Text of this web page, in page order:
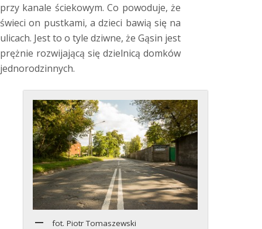
przy kanale ściekowym. Co powoduje, że
świeci on pustkami, a dzieci bawią się na
ulicach. Jest to o tyle dziwne, że Gąsin jest
prężnie rozwijającą się dzielnicą domków
jednorodzinnych.
fot. Piotr Tomaszewski